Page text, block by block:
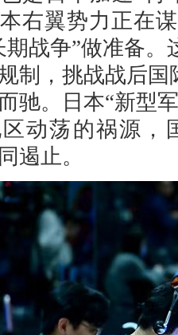
右翼势力正在
期战争”做准备
制，挑战战后
驰。日本“新型
动荡的祸源，
遏止。